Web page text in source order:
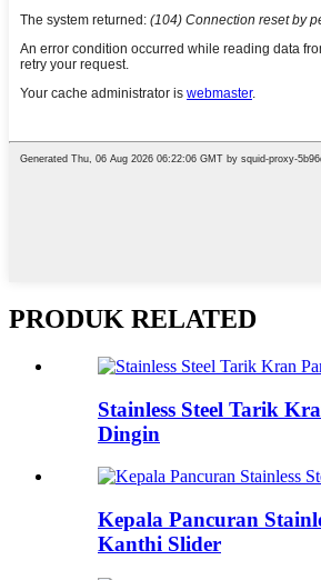
PRODUK RELATED
Stainless Steel Tarik
Dingin
Kepala Pancuran
Kanthi Slider